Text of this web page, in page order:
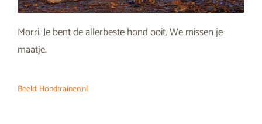
Morri. Je bent de allerbeste hond ooit. We missen je
maatje.
Beeld: Hondtrainen.nl